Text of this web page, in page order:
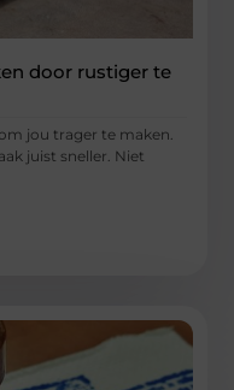
door rustiger te
jou trager te maken.
juist sneller. Niet